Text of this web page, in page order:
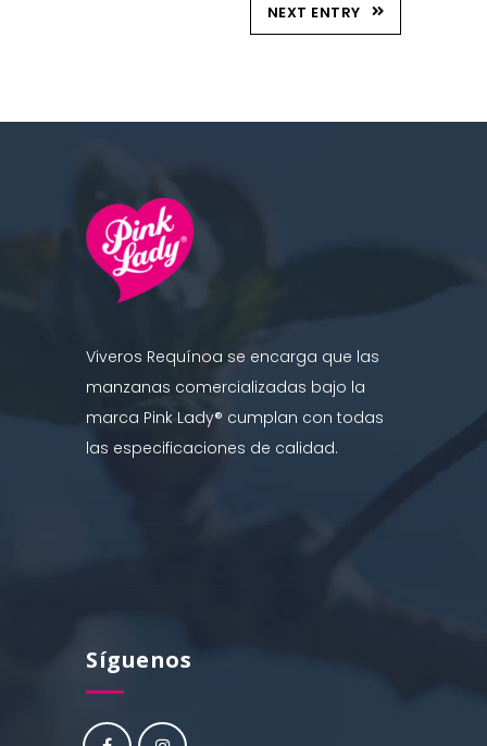
NEXT ENTRY
Viveros Requínoa se encarga que las
manzanas comercializadas bajo la
marca Pink Lady® cumplan con todas
las especificaciones de calidad.
Síguenos